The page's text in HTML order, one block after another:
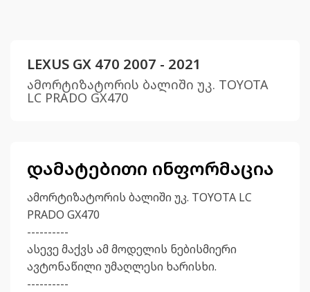
LEXUS GX 470 2007 - 2021
ამორტიზატორის ბალიში უკ. TOYOTA
LC PRADO GX470
დამატებითი ინფორმაცია
ამორტიზატორის ბალიში უკ. TOYOTA LC
PRADO GX470
----------
ასევე მაქვს ამ მოდელის ნებისმიერი
ავტონაწილი უმაღლესი ხარისხი.
----------